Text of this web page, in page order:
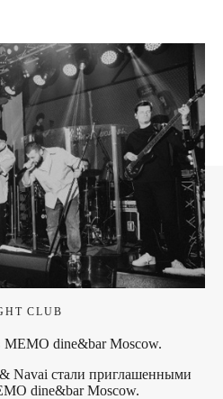
CLUB
МЕМО dine&bar Moscow.
Navai стали приглашенными
dine&bar Moscow.